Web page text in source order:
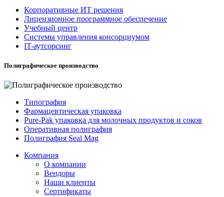
Корпоративные ИТ решения
Лицензионное программное обеспечение
Учебный центр
Системы управления консорциумом
IT-аутсорсинг
Полиграфическое производство
Типография
Фармацевтическая упаковка
Pure-Pak упаковка для молочных продуктов и соков
Оперативная полиграфия
Полиграфия Seal Mag
Компания
О компании
Вендоры
Наши клиенты
Сертификаты